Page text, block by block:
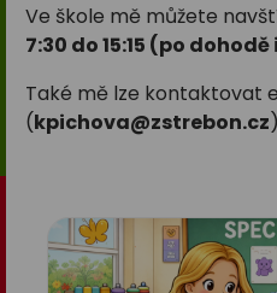
Ve škole mě můžete
7:30 do 15:15 (po dohodě
Také mě lze kontaktovat
(kpichova@zstrebon.cz